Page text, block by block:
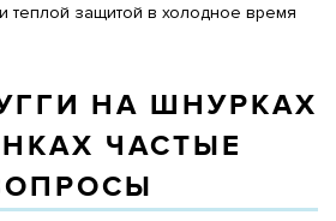
теплой защитой в холодное время
НА ШНУРКАХ
ЧАСТЫЕ